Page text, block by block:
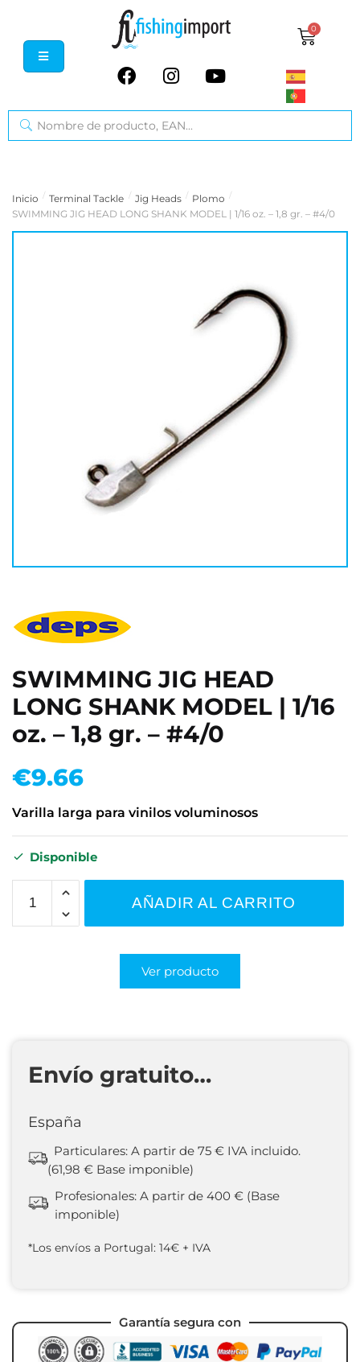
0
Inicio / Terminal Tackle / Jig Heads / Plomo /
SWIMMING JIG HEAD LONG SHANK MODEL | 1/16 oz. – 1,8 gr. – #4/0
SWIMMING JIG HEAD
LONG SHANK MODEL | 1/16
oz. – 1,8 gr. – #4/0
€9.66
Varilla larga para vinilos voluminosos
Disponible
AÑADIR AL CARRITO
Ver producto
Envío gratuito…
España
Particulares: A partir de 75 € IVA incluido.
(61,98 € Base imponible)
Profesionales: A partir de 400 € (Base
imponible)
*Los envíos a Portugal: 14€ + IVA
Garantía segura con